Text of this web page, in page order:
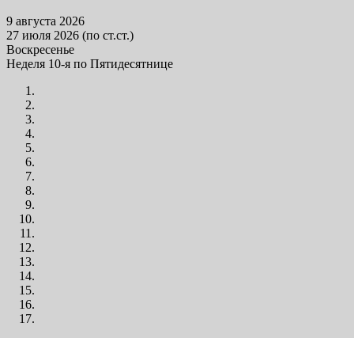
9 августа 2026
27 июля 2026 (по ст.ст.)
Воскресенье
Неделя 10-я по Пятидесятнице